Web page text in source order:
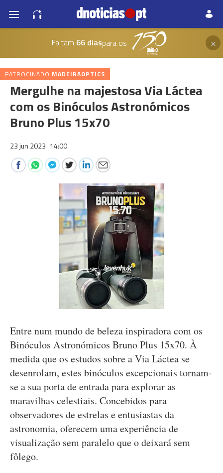
Faltam 66 diaspara os ×
PATROCINADO MADEIRAOPTICS
Mergulhe na majestosa Via Láctea
com os Binóculos Astronómicos
Bruno Plus 15x70
23 jun 2023 14:00
Entre num mundo de beleza inspiradora com os
Binóculos Astronómicos Bruno Plus 15x70. À
medida que os estudos sobre a Via Láctea se
desenrolam, estes binóculos excepcionais tornam-
se a sua porta de entrada para explorar as
maravilhas celestiais. Concebidos para
observadores de estrelas e entusiastas da
astronomia, oferecem uma experiência de
visualização sem paralelo que o deixará sem
fôlego.